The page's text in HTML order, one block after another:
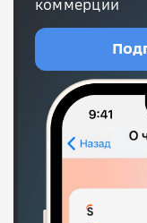
коммерции